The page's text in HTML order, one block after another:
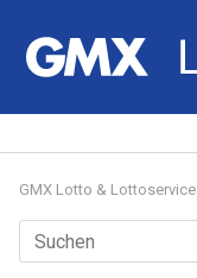
GMX Lotto & Lottoservice